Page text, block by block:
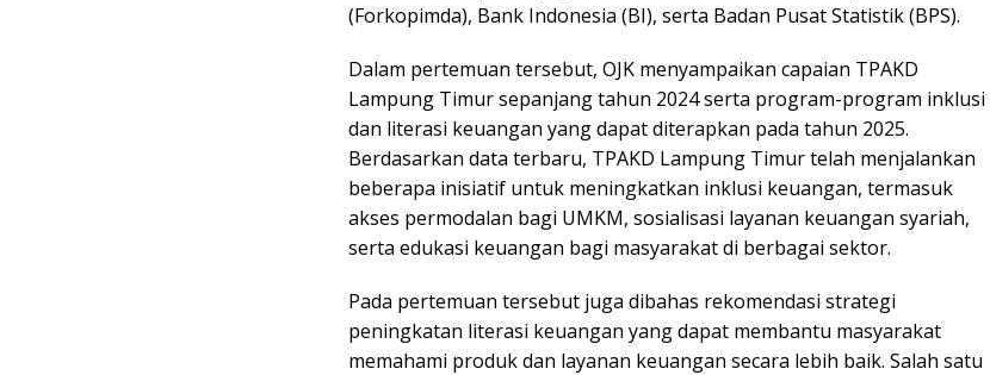
(Forkopimda), Bank Indonesia (BI), serta Badan Pusat Statistik (BPS).
Dalam pertemuan tersebut, OJK menyampaikan capaian TPAKD
Lampung Timur sepanjang tahun 2024 serta program-program inklusi
dan literasi keuangan yang dapat diterapkan pada tahun 2025.
Berdasarkan data terbaru, TPAKD Lampung Timur telah menjalankan
beberapa inisiatif untuk meningkatkan inklusi keuangan, termasuk
akses permodalan bagi UMKM, sosialisasi layanan keuangan syariah,
serta edukasi keuangan bagi masyarakat di berbagai sektor.
Pada pertemuan tersebut juga dibahas rekomendasi strategi
peningkatan literasi keuangan yang dapat membantu masyarakat
memahami produk dan layanan keuangan secara lebih baik. Salah satu